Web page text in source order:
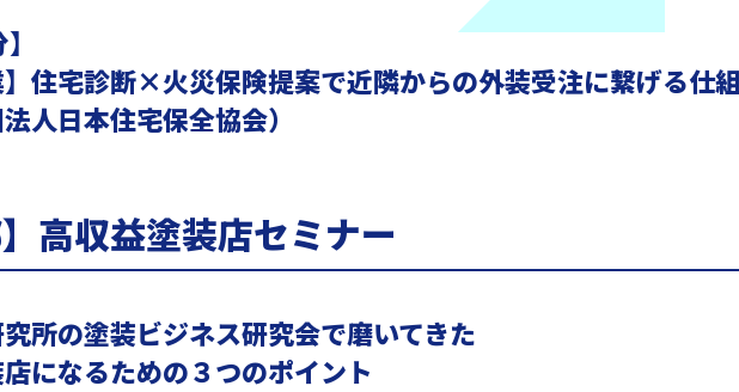
】住宅診断×火災保険提案で近隣からの外装受注に繋げる仕
法人日本住宅保全協会）
】高収益塗装店セミナー
所の塗装ビジネス研究会で磨いてきた
になるための３つのポイント